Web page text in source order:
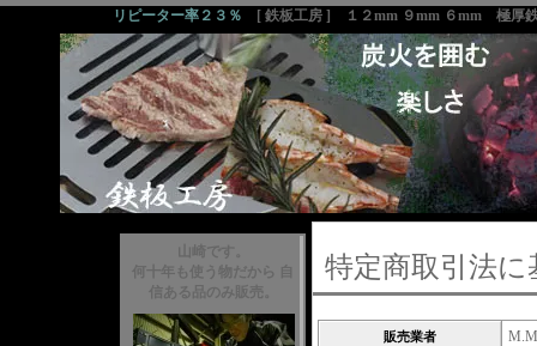
リピーター率２３％ [ 鉄板工房 ] １２mm ９mm ６mm 極厚鉄
山崎です。
何十年も使う物だから 自
信ある品のみ販売。
特定商取引法
販売業者